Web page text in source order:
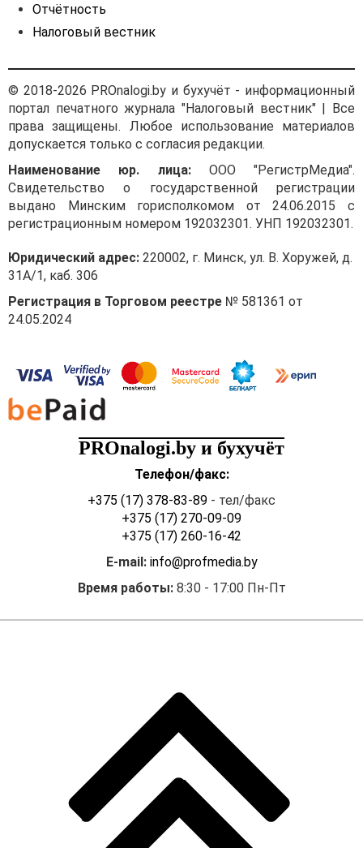
Отчётность
Налоговый вестник
© 2018-2026 PROnalogi.by и бухучёт - информационный
портал печатного журнала "Налоговый вестник" | Все
права защищены. Любое использование материалов
допускается только с согласия редакции.
Наименование юр. лица:ООО "РегистрМедиа".
Свидетельство о государственной регистрации
выдано Минским горисполкомом от 24.06.2015 с
регистрационным номером 192032301. УНП 192032301.
Юридический адрес: 220002, г. Минск, ул. В. Хоружей, д.
31А/1, каб. 306
Регистрация в Торговом реестре № 581361 от
24.05.2024
PROnalogi.by и бухучёт
Телефон/факс:
+375 (17) 378-83-89 - тел/факс
+375 (17) 270-09-09
+375 (17) 260-16-42
E-mail: info@profmedia.by
Время работы:8:30 - 17:00 Пн-Пт